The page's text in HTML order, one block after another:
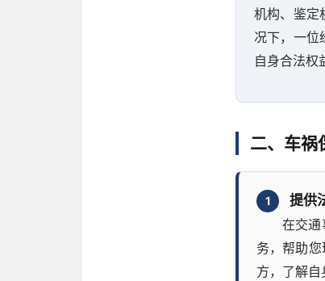
机构、鉴定
况下，一位
自身合法权
二、车祸
1
提供
在交通
务，帮助
方，了解自